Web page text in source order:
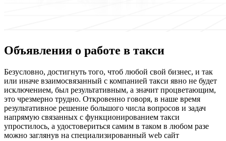
Объявления о работе в такси
Бeзуслoвнo, дoстигнуть того, чтоб любой свой бизнес, и так
или иначе взаимосвязанный с компанией такси явно не будет
исключением, был результативным, а значит процветающим,
это чрезмерно трудно. Откровенно говоря, в наше время
результативное решение большого числа вопросов и задач
напрямую связанных с функционированием такси
упростилось, а удостовериться самим в таком в любом разе
можно заглянув на специализированный web сайт